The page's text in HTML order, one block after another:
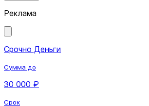
Реклама
Срочно Деньги
Сумма до
30 000 ₽
Срок